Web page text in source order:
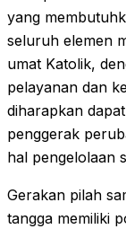
yang
seluruh elemen
umat Katolik,
pelayanan dan
diharapkan
penggerak
hal pengelolaan
Gerakan pilah
tangga memiliki